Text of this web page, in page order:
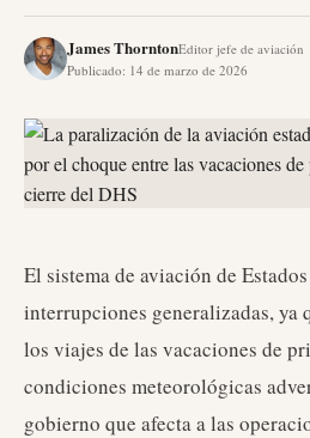
James ThorntonEditor jefe de aviación
Publicado: 14 de marzo de 2026
El sistema de aviación de
interrupciones generalizadas, ya
los viajes de las vacaciones de
condiciones meteorológicas
gobierno que afecta a las